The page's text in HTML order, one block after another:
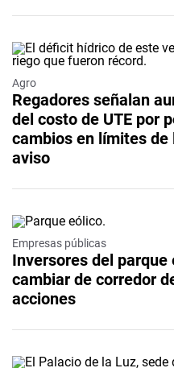
Agro
Regadores señalan
del costo de UTE por
cambios en límites
aviso
Empresas públicas
Inversores del
cambiar de corredor
acciones